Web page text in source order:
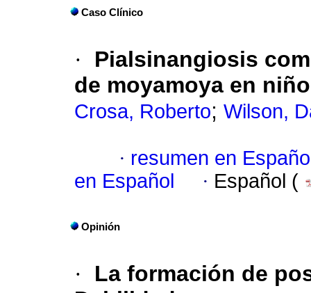
Caso Clínico
·
Pialsinangiosis
de moyamoya en
Crosa, Roberto; Wilson,
· resumen en
en Español
· Español (
Opinión
·
La formación de